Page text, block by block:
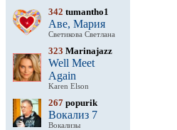
342 tumantho1
Аве, Мария
Светикова Светлана
323 Marinajazz
Well Meet
Again
Karen Elson
267 popurik
Вокализ 7
Вокализы